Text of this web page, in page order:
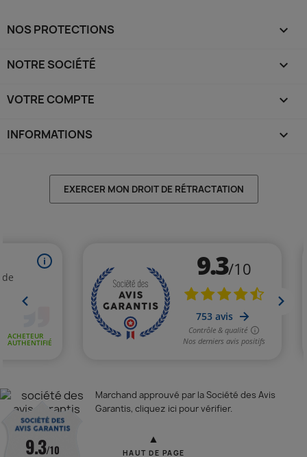
NOS PROTECTIONS 
NOTRE SOCIÉTÉ 
VOTRE COMPTE 
INFORMATIONS keyboard_arrow_down
EXERCER MON DROIT DE RÉTRACTATION
Marchand approuvé par la Société des Avis
Garantis, cliquez ici pour vérifier.
▲
HAUT DE PAGE
9.3/10